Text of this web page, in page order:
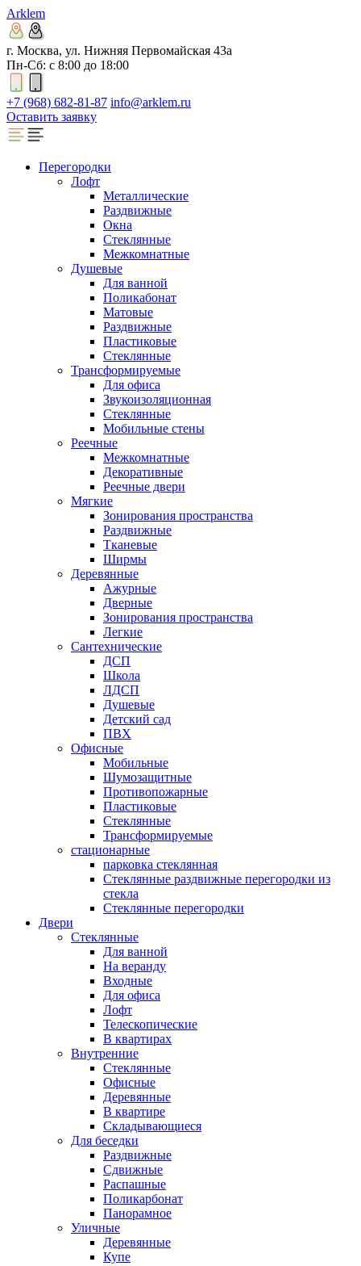
Arklem
г. Москва, ул. Нижняя Первомайская 43а
Пн-Сб: с 8:00 до 18:00
+7 (968) 682-81-87 info@arklem.ru
Оставить заявку
Перегородки
Лофт
Металлические
Раздвижные
Окна
Стеклянные
Межкомнатные
Душевые
Для ванной
Поликабонат
Матовые
Раздвижные
Пластиковые
Стеклянные
Трансформируемые
Для офиса
Звукоизоляционная
Стеклянные
Мобильные стены
Реечные
Межкомнатные
Декоративные
Реечные двери
Мягкие
Зонирования пространства
Раздвижные
Тканевые
Ширмы
Деревянные
Ажурные
Дверные
Зонирования пространства
Легкие
Сантехнические
ДСП
Школа
ЛДСП
Душевые
Детский сад
ПВХ
Офисные
Мобильные
Шумозащитные
Противопожарные
Пластиковые
Стеклянные
Трансформируемые
стационарные
парковка стеклянная
Стеклянные раздвижные перегородки из
стекла
Стеклянные перегородки
Двери
Стеклянные
Для ванной
На веранду
Входные
Для офиса
Лофт
Телескопические
В квартирах
Внутренние
Стеклянные
Офисные
Деревянные
В квартире
Складывающиеся
Для беседки
Раздвижные
Сдвижные
Распашные
Поликарбонат
Панорамное
Уличные
Деревянные
Купе